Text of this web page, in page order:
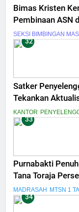
Bimas Kristen
Pembinaan ASN
Tingkat
SEKSI BIMBINGAN
32
Satker
Tekankan
KANTOR
33
Purnabakti
Tana Toraja
Drs. Shabran
MADRASAH MTSN 1
34